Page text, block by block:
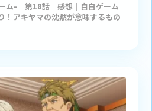
ーム- 第18話 感想｜自白ゲーム
！アキヤマの沈黙が意味するもの